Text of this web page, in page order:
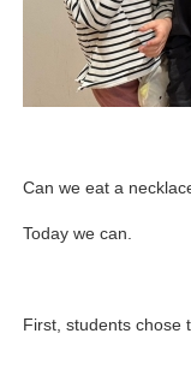
Can we eat a
Today we can.
First, students chose